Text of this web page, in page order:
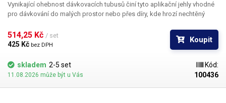
Vynikající ohebnost dávkovacích tubusů činí tyto aplikační jehly vhodné
pro dávkování do malých prostor nebo přes díry, kde hrozí nechtěný
popřípadě hrozí poškození obrobku nechtěným kontaktem s hrotem
jehly.
514,25 Kč / set
425 Kč bez DPH
Koupit
skladem 2-5 set
11.08.2026 může být u Vás
Kód:
100436